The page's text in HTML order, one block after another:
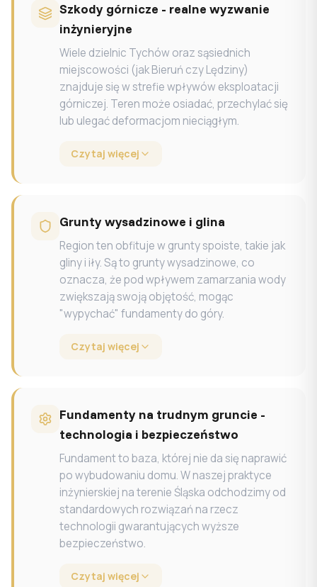
Szkody górnicze - realne wyzwanie
inżynieryjne
Wiele dzielnic Tychów oraz sąsiednich
miejscowości (jak Bieruń czy Lędziny)
znajduje się w strefie wpływów eksploatacji
górniczej. Teren może osiadać, przechylać się
lub ulegać deformacjom nieciągłym.
Czytaj więcej
Grunty wysadzinowe i glina
Region ten obfituje w grunty spoiste, takie jak
gliny i iły. Są to grunty wysadzinowe, co
oznacza, że pod wpływem zamarzania wody
zwiększają swoją objętość, mogąc
"wypychać" fundamenty do góry.
Czytaj więcej
Fundamenty na trudnym gruncie -
technologia i bezpieczeństwo
Fundament to baza, której nie da się naprawić
po wybudowaniu domu. W naszej praktyce
inżynierskiej na terenie Śląska odchodzimy od
standardowych rozwiązań na rzecz
technologii gwarantujących wyższe
bezpieczeństwo.
Czytaj więcej